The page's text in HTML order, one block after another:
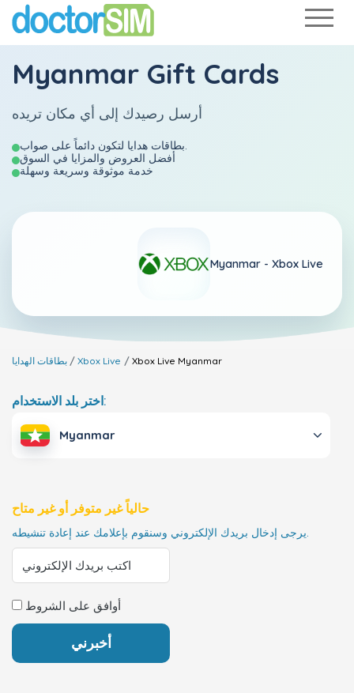
Myanmar Gift Cards
أرسل رصيدك إلى أي مكان تريده
أفضل العروض والمزايا في السوق
خدمة موثوقة وسريعة وسهلة
Myanmar - Xbox Live
بطاقات الهدايا Xbox Live Xbox Live Myanmar
اختر بلد الاستخدام:
Myanmar
حالياً غير متوفر أو غير متاح
يرجى إدخال بريدك الإلكتروني وسنقوم بإعلامك عند إعادة تنشيطه.
أوافق على الشروط